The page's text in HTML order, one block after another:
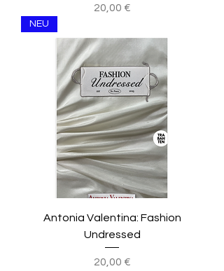
Preis
20,00 €
NEU
Antonia Valentina: Fashion
Undressed
Preis
20,00 €